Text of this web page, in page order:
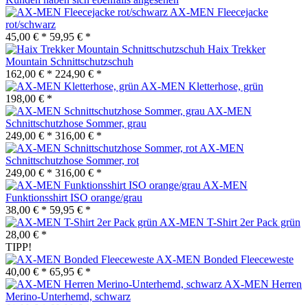
AX-MEN Fleecejacke
rot/schwarz
45,00 € * 59,95 € *
Haix Trekker
Mountain Schnittschutzschuh
162,00 € * 224,90 € *
AX-MEN Kletterhose, grün
198,00 € *
AX-MEN
Schnittschutzhose Sommer, grau
249,00 € * 316,00 € *
AX-MEN
Schnittschutzhose Sommer, rot
249,00 € * 316,00 € *
AX-MEN
Funktionsshirt ISO orange/grau
38,00 € * 59,95 € *
AX-MEN T-Shirt 2er Pack grün
28,00 € *
TIPP!
AX-MEN Bonded Fleeceweste
40,00 € * 65,95 € *
AX-MEN Herren
Merino-Unterhemd, schwarz